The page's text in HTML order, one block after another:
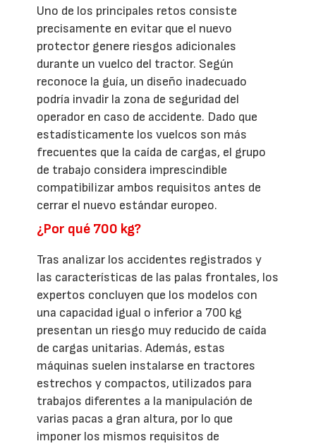
Uno de los principales retos consiste
precisamente en evitar que el nuevo
protector genere riesgos adicionales
durante un vuelco del tractor. Según
reconoce la guía, un diseño inadecuado
podría invadir la zona de seguridad del
operador en caso de accidente. Dado que
estadísticamente los vuelcos son más
frecuentes que la caída de cargas, el grupo
de trabajo considera imprescindible
compatibilizar ambos requisitos antes de
cerrar el nuevo estándar europeo.
¿Por qué 700 kg?
Tras analizar los accidentes registrados y
las características de las palas frontales, los
expertos concluyen que los modelos con
una capacidad igual o inferior a 700 kg
presentan un riesgo muy reducido de caída
de cargas unitarias. Además, estas
máquinas suelen instalarse en tractores
estrechos y compactos, utilizados para
trabajos diferentes a la manipulación de
varias pacas a gran altura, por lo que
imponer los mismos requisitos de